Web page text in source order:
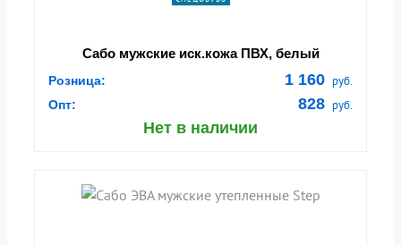
Сабо мужские иск.кожа ПВХ, белый
Розница: 1 160 руб.
Опт: 828 руб.
Нет в наличии